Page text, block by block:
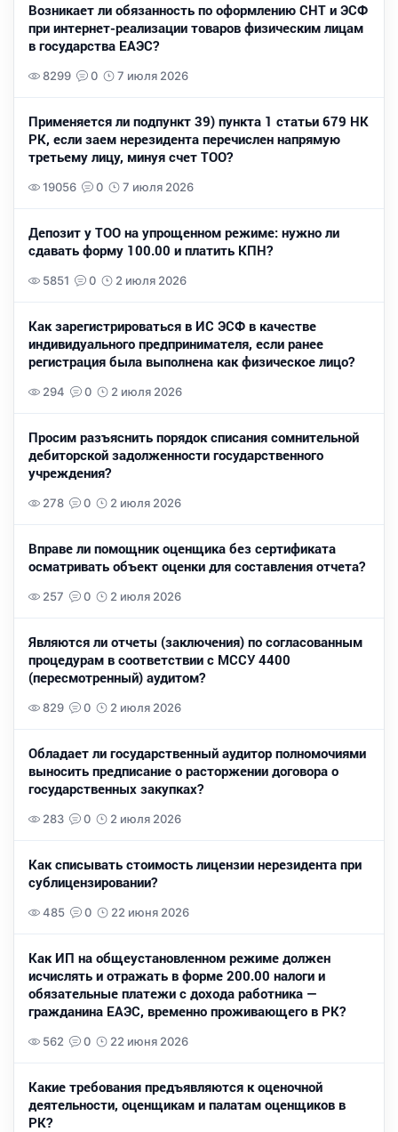
Возникает ли обязанность по оформлению СНТ и ЭСФ
при интернет-реализации товаров физическим лицам
в государства ЕАЭС?
8299 0 7 июля 2026
Применяется ли подпункт 39) пункта 1 статьи 679 НК
РК, если заем нерезидента перечислен напрямую
третьему лицу, минуя счет ТОО?
19056 0 7 июля 2026
Депозит у ТОО на упрощенном режиме: нужно ли
сдавать форму 100.00 и платить КПН?
5851 0 2 июля 2026
Как зарегистрироваться в ИС ЭСФ в качестве
индивидуального предпринимателя, если ранее
регистрация была выполнена как физическое лицо?
294 0 2 июля 2026
Просим разъяснить порядок списания сомнительной
дебиторской задолженности государственного
учреждения?
278 0 2 июля 2026
Вправе ли помощник оценщика без сертификата
осматривать объект оценки для составления отчета?
257 0 2 июля 2026
Являются ли отчеты (заключения) по согласованным
процедурам в соответствии с МССУ 4400
(пересмотренный) аудитом?
829 0 2 июля 2026
Обладает ли государственный аудитор полномочиями
выносить предписание о расторжении договора о
государственных закупках?
283 0 2 июля 2026
Как списывать стоимость лицензии нерезидента при
сублицензировании?
485 0 22 июня 2026
Как ИП на общеустановленном режиме должен
исчислять и отражать в форме 200.00 налоги и
обязательные платежи с дохода работника —
гражданина ЕАЭС, временно проживающего в РК?
562 0 22 июня 2026
Какие требования предъявляются к оценочной
деятельности, оценщикам и палатам оценщиков в
РК?